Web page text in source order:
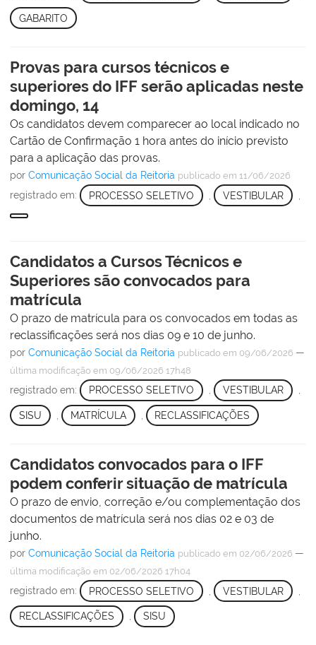
GABARITO
Provas para cursos técnicos e
superiores do IFF serão aplicadas neste
domingo, 14
Os candidatos devem comparecer ao local indicado no
Cartão de Confirmação 1 hora antes do início previsto
para a aplicação das provas.
por Comunicação Social da Reitoria publicado em 11/06/2026
registrado em: PROCESSO SELETIVO VESTIBULAR
Candidatos a Cursos Técnicos e
Superiores são convocados para
matrícula
O prazo de matrícula para os convocados em todas as
reclassificações será nos dias 09 e 10 de junho.
por Comunicação Social da Reitoria publicado em 09/06/2026 —
última modificação em 09/06/2026 17h48
registrado em: PROCESSO SELETIVO , VESTIBULAR ,
SISU MATRÍCULA RECLASSIFICAÇÕES
Candidatos convocados para o IFF
podem conferir situação de matrícula
O prazo de envio, correção e/ou complementação dos
documentos de matrícula será nos dias 02 e 03 de
junho.
por Comunicação Social da Reitoria publicado em 02/06/2026 —
última modificação em 02/06/2026 17h04
registrado em: PROCESSO SELETIVO VESTIBULAR
RECLASSIFICAÇÕES , SISU